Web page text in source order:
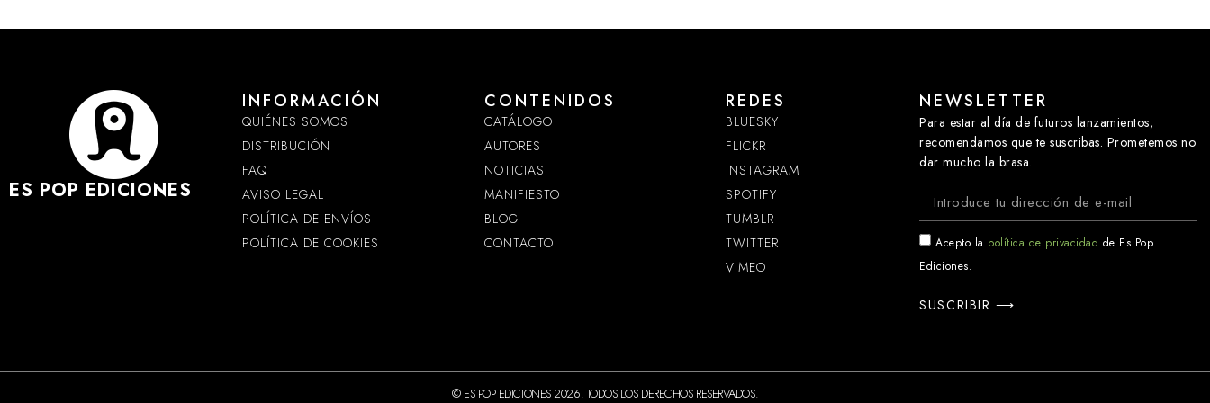
ES POP EDICIONES
INFORMACIÓN
QUIÉNES SOMOS
DISTRIBUCIÓN
FAQ
AVISO LEGAL
POLÍTICA DE ENVÍOS
POLÍTICA DE COOKIES
CONTENIDOS
CATÁLOGO
AUTORES
NOTICIAS
MANIFIESTO
BLOG
CONTACTO
REDES
BLUESKY
FLICKR
INSTAGRAM
SPOTIFY
TUMBLR
TWITTER
VIMEO
NEWSLETTER
Para estar al día de futuros lanzamientos,
recomendamos que te suscribas. Prometemos no
dar mucho la brasa.
Acepto la política de privacidad de Es Pop
Ediciones.
SUSCRIBIR ⟶
© ES POP EDICIONES 2026. TODOS LOS DERECHOS RESERVADOS.